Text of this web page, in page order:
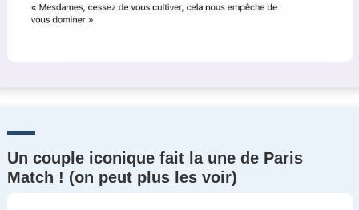
Un couple iconique fait la une de Paris
Match ! (on peut plus les voir)